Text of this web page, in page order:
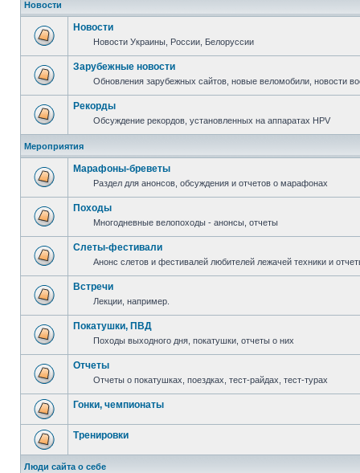
Новости
Новости
Новости Украины, России, Белоруссии
Зарубежные новости
Обновления зарубежных сайтов, новые веломобили, новости
Рекорды
Обсуждение рекордов, установленных на аппаратах HPV
Мероприятия
Марафоны-бреветы
Раздел для анонсов, обсуждения и отчетов о марафонах
Походы
Многодневные велопоходы - анонсы, отчеты
Слеты-фестивали
Анонс слетов и фестивалей любителей лежачей техники и
Встречи
Лекции, например.
Покатушки, ПВД
Походы выходного дня, покатушки, отчеты о них
Отчеты
Отчеты о покатушках, поездках, тест-райдах, тест-турах
Гонки, чемпионаты
Тренировки
Люди сайта о себе